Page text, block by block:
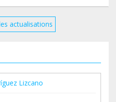
actualisations
Lizcano